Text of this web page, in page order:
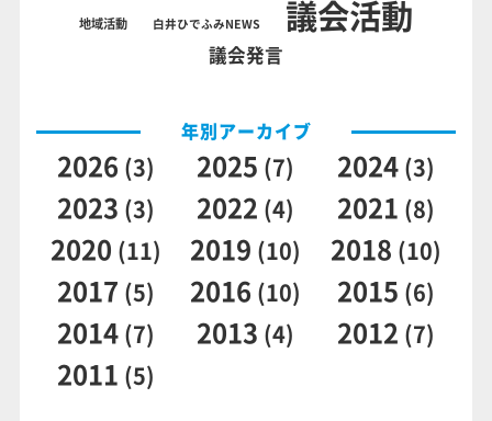
地域活動 白井ひでふみNEWS 議会活動
議会発言
年別アーカイブ
2026 (3) 2025 (7) 2024(3)
2023 (3) 2022 (4) 2021 (8)
2020 (11) 2019 (10) 2018 (10)
2017 (5) 2016 (10) 2015 (6)
2014 (7) 2013 (4) 2012 (7)
2011 (5)